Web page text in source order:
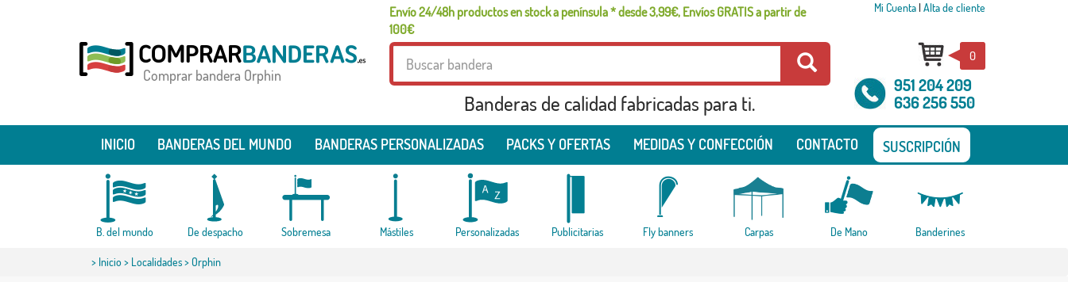
Envío 24/48h productos en stock a península * desde 3,99€, Envíos GRATIS a partir de
100€
Mi Cuenta| Alta de cliente
Comprar bandera Orphin
Banderas de calidad fabricadas para ti.
0
951 204 209
636 256 550
INICIO BANDERAS DEL MUNDO BANDERAS PERSONALIZADAS PACKS Y OFERTAS MEDIDAS Y CONFECCIÓN CONTACTO SUSCRIPCIÓN
B. del mundo De despacho Sobremesa Mástiles Personalizadas Publicitarias Fly banners Carpas De Mano Banderines
> Inicio> Localidades> Orphin